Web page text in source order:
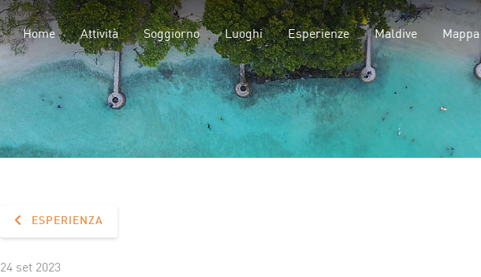
Home Attività Soggiorno Luoghi Esperienze Maldive Mappa
ESPERIENZA
24 set 2023